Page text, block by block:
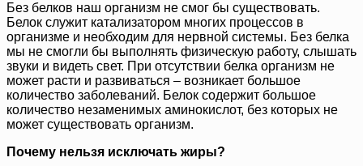
Без белков наш организм не смог бы существовать.
Белок служит катализатором многих процессов в
организме и необходим для нервной системы. Без белка
мы не смогли бы выполнять физическую работу, слышать
звуки и видеть свет. При отсутствии белка организм не
может расти и развиваться – возникает большое
количество заболеваний. Белок содержит большое
количество незаменимых аминокислот, без которых не
может существовать организм.
Почему нельзя исключать жиры?